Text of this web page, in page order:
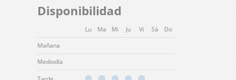
Disponibilidad
Lu Ma Mi Ju Vi Sá
Do
Mañana
Mediodía